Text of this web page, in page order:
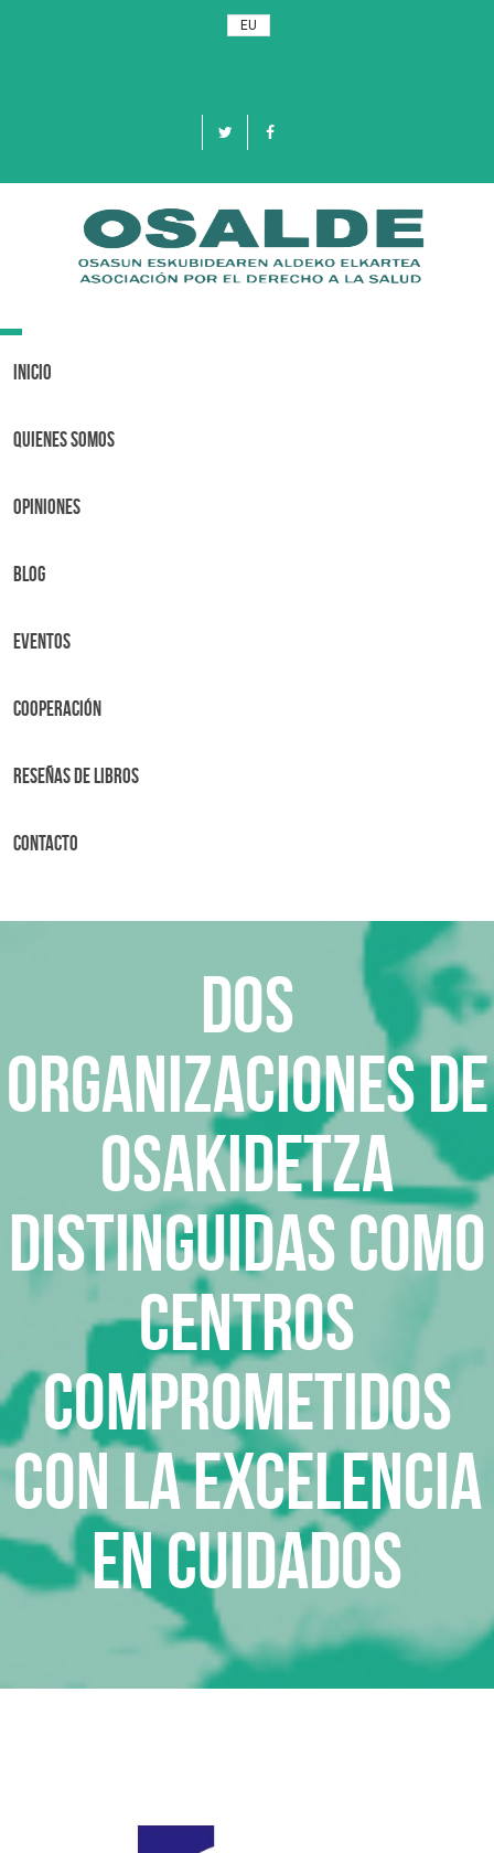
EU
Toggle
Inicio
Quienes Somos
OPINIONES
BLOG
Eventos
Cooperación
Reseñas de libros
Contacto
Dos
organizaciones de
Osakidetza
distinguidas como
centros
comprometidos
con la excelencia
en cuidados